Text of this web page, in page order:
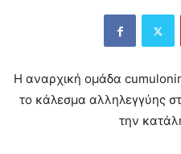
Η αναρχική ομάδα
το κάλεσμα αλληλεγγύης
την